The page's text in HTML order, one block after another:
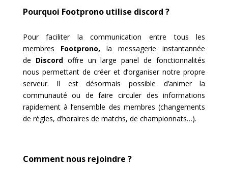
Pourquoi Footprono utilise discord ?
Pour faciliter la communication entre tous les
membres Footprono,la messagerie instantannée
de Discordoffre un large panel de fonctionnalités
nous permettant de créer et d’organiser notre propre
serveur. Il est désormais possible d’animer la
communauté ou de faire circuler des informations
rapidement à l’ensemble des membres (changements
de règles, d’horaires de matchs, de championnats…).
Comment nous rejoindre ?